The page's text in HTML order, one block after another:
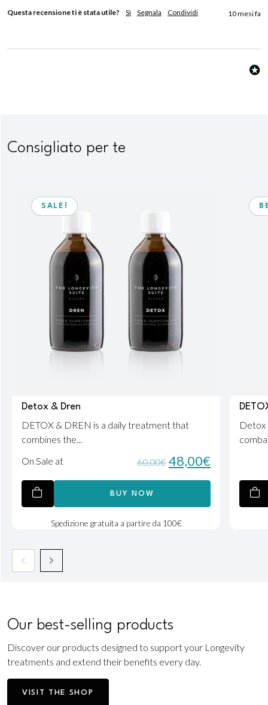
Questa recensione ti è stata utile? Sì Segnala Condividi 10 mesi fa
Consigliato per te
SALE!
Detox & Dren
DETOX & DREN is a daily treatment that
combines the...
On Sale at
60,00€ 48,00€
BUY NOW
Spedizione gratuita a partire da 100€
Detox
Our best-selling products
Discover our products designed to support your Longevity
treatments and extend their benefits every day.
VISIT THE SHOP